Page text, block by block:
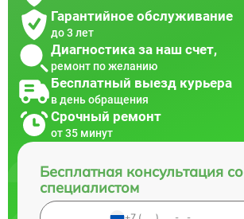
Гарантийное обслуживание
до 3 лет
Диагностика за наш счет,
ремонт по желанию
Бесплатный выезд курьера
в день обращения
Срочный ремонт
от 35 минут
Бесплатная консультация со
специалистом